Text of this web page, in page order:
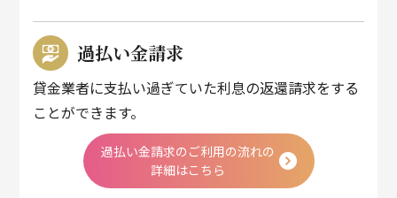
過払い金請求
貸金業者に支払い過ぎていた利息の返還請求をする
ことができます。
過払い金請求のご利用の流れの
詳細はこちら